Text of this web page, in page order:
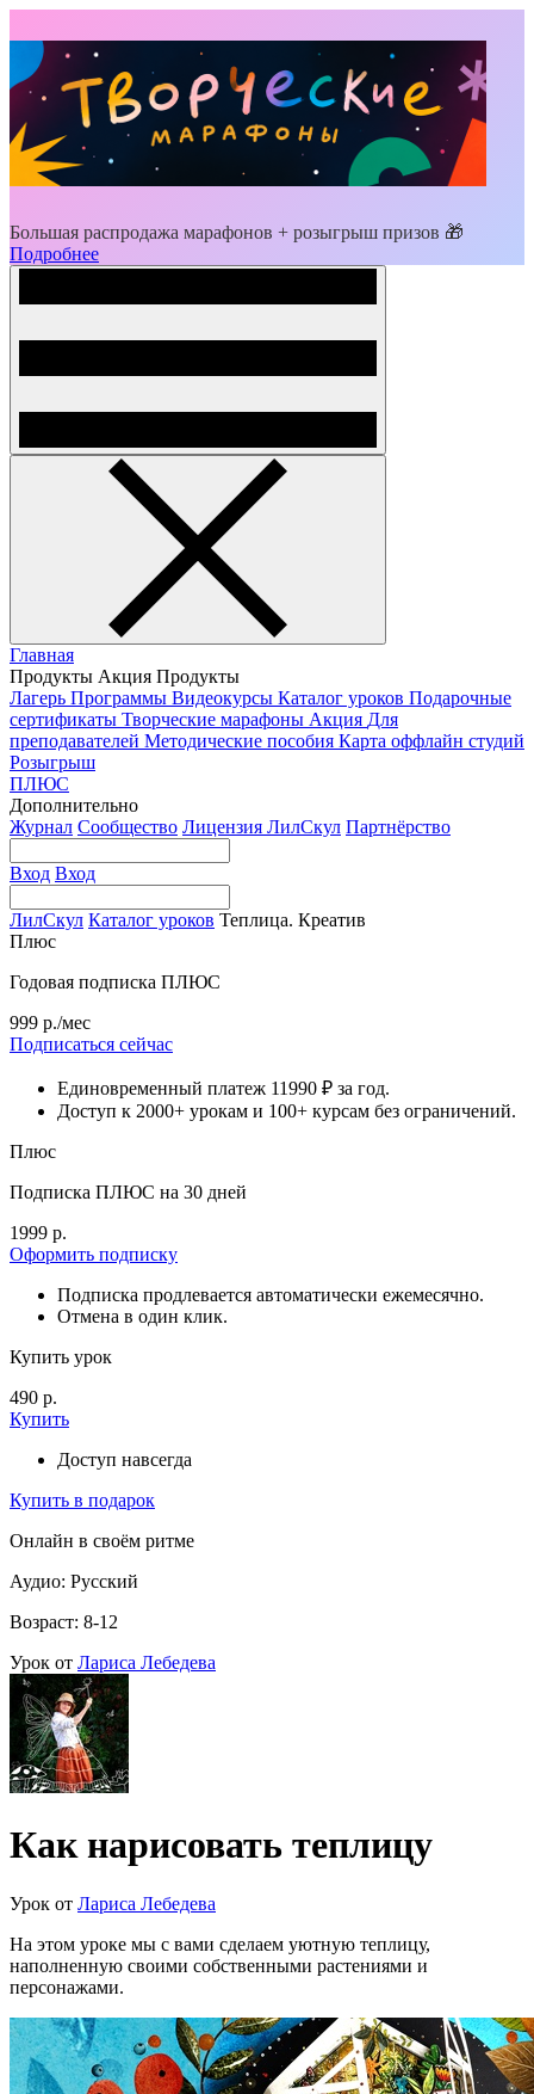
Большая распродажа марафонов + розыгрыш призов 🎁
Подробнее
Главная
Продукты Акция Продукты
Лагерь Программы Видеокурсы Каталог уроков Подарочные
сертификаты Творческие марафоны Акция Для
преподавателей Методические пособия Карта оффлайн студий
Розыгрыш
ПЛЮС
Дополнительно
Журнал Сообщество Лицензия ЛилСкул Партнёрство
Вход Вход
ЛилСкул Каталог уроков Теплица. Креатив
Плюс
Годовая подписка ПЛЮС
999 р./мес
Подписаться сейчас
Единовременный платеж 11990 ₽ за год.
Доступ к 2000+ урокам и 100+ курсам без ограничений.
Плюс
Подписка ПЛЮС на 30 дней
1999 р.
Оформить подписку
Подписка продлевается автоматически ежемесячно.
Отмена в один клик.
Купить урок
490 р.
Купить
Доступ навсегда
Купить в подарок
Онлайн в своём ритме
Аудио: Русский
Возраст: 8-12
Урок от Лариса Лебедева
Как нарисовать теплицу
Урок от Лариса Лебедева
На этом уроке мы с вами сделаем уютную теплицу,
наполненную своими собственными растениями и
персонажами.